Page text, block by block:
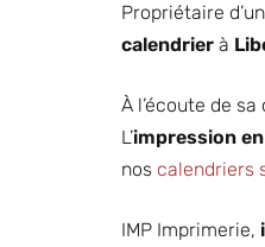
Propriétaire d’un
calendrier à
À l’écoute de
L’impression
nos calendriers
IMP Imprimerie,